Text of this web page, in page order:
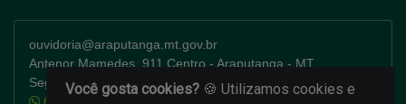
ouvidoria@araputanga.mt.gov.br
Antenor Mamedes, 911 Centro - Araputanga - MT
Segunda a Sexta-feira: 7h as 11h e 13h as 17h
65 99935-6670
Você gosta cookies? 🍪 Utilizamos cookies e